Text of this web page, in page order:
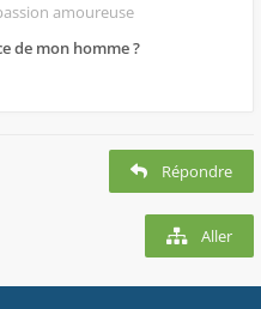
amoureuse
de mon homme ?
Répondre
Aller